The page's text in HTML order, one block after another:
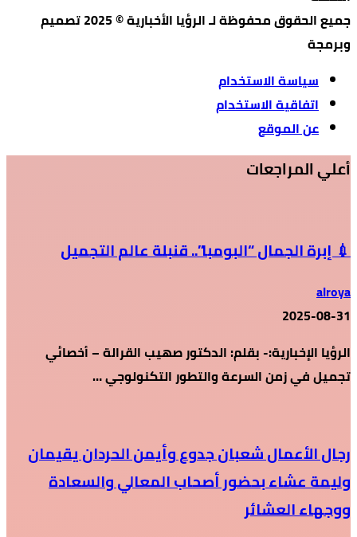
جميع الحقوق محفوظة لـ الرؤيا الأخبارية © 2025 تصميم
وبرمجة
سياسة الاستخدام
اتفاقية الاستخدام
عن الموقع
أعلي المراجعات
💉 إبرة الجمال “البومبا”.. قنبلة عالم التجميل
alroya
2025-08-31
الرؤيا الإخبارية:- بقلم: الدكتور صهيب القرالة – أخصائي
تجميل في زمن السرعة والتطور التكنولوجي …
رجال الأعمال شعبان جدوع وأيمن الحردان يقيمان
وليمة عشاء بحضور أصحاب المعالي والسعادة
ووجهاء العشائر